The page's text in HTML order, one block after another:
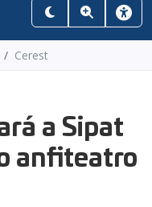
Cerest
a Sipat
anfiteatro